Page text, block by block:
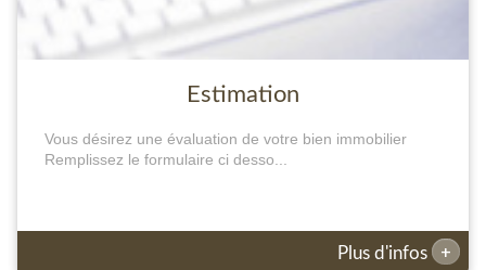
Estimation
Vous désirez une évaluation de votre bien immobilier
Remplissez le formulaire ci desso...
Plus d'infos +